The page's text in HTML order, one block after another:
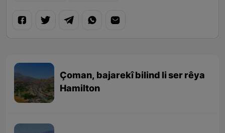
Çoman, bajarekî bilind li ser rêya
Hamilton